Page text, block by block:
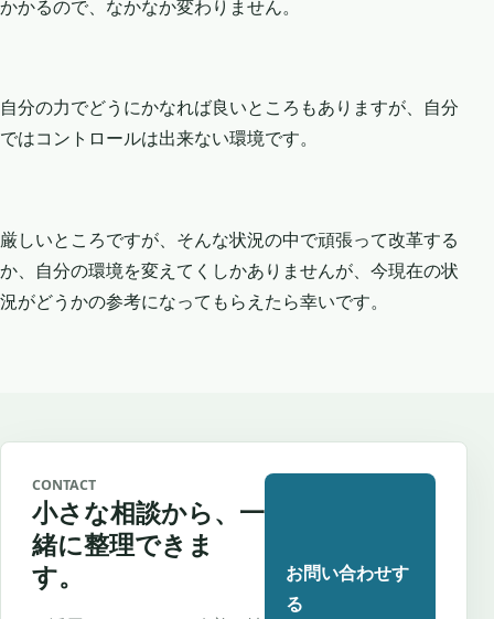
かかるので、なかなか変わりません。
自分の力でどうにかなれば良いところもありますが、自分
ではコントロールは出来ない環境です。
厳しいところですが、そんな状況の中で頑張って改革する
か、自分の環境を変えてくしかありませんが、今現在の状
況がどうかの参考になってもらえたら幸いです。
CONTACT
小さな相談から、一
緒に整理できま
す。
お問い合わせす
る